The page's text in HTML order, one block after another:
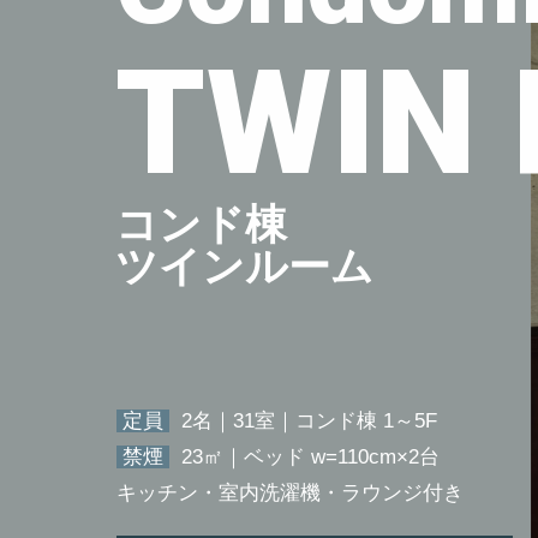
定員
2名｜31室｜コンド棟 1～5F
禁煙
23㎡｜ベッド w=110cm×2台
キッチン・室内洗濯機・ラウンジ付き
TWIN
コンド棟
ツインルーム